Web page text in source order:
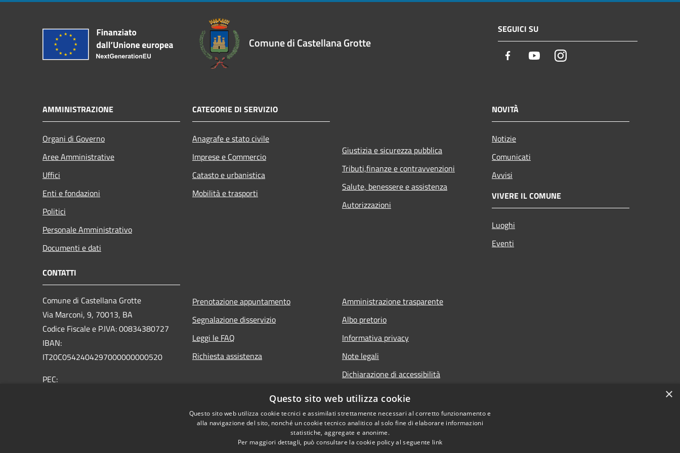
Comune di Castellana Grotte
SEGUICI SU
Facebook YoutubeInstagram
AMMINISTRAZIONE
Organi di Governo
Aree Amministrative
Uffici
Enti e fondazioni
Politici
Personale Amministrativo
Documenti e dati
CATEGORIE DI SERVIZIO
Anagrafe e stato civile
Imprese e Commercio
Catasto e urbanistica
Mobilità e trasporti
Giustizia e sicurezza pubblica
Tributi,finanze e contravvenzioni
Salute, benessere e assistenza
Autorizzazioni
NOVITÀ
Notizie
Comunicati
Avvisi
VIVERE IL COMUNE
Luoghi
Eventi
CONTATTI
Comune di Castellana Grotte
Via Marconi, 9, 70013, BA
Codice Fiscale e P.IVA: 00834380727
IBAN:
IT20C0542404297000000000520
PEC:
Prenotazione appuntamento
Segnalazione disservizio
Leggi le FAQ
Richiesta assistenza
Amministrazione trasparente
Albo pretorio
Informativa privacy
Note legali
Dichiarazione di accessibilità
×
Questo sito web utilizza cookie
Questo sito web utilizza cookie tecnici e assimilati strettamente necessari al corretto funzionamento e
alla navigazione del sito, nonché un cookie tecnico analitico al solo fine di elaborare informazioni
statistiche, aggregate e anonime.
Per maggiori dettagli, può consultare la cookie policy al seguente link